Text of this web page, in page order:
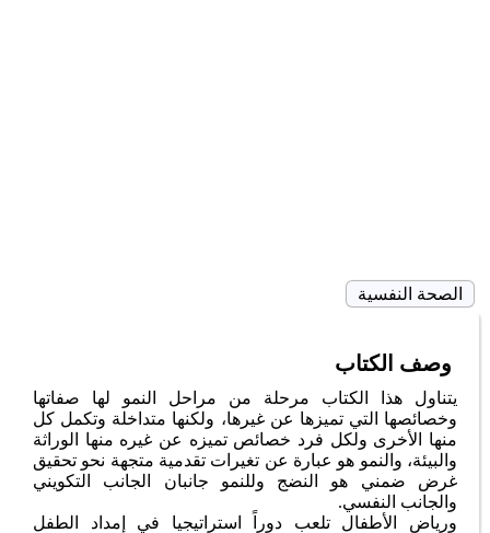
الصحة النفسية
وصف الكتاب
يتناول هذا الكتاب مرحلة من مراحل النمو لها صفاتها
وخصائصها التي تميزها عن غيرها، ولكنها متداخلة وتكمل كل
منها الأخرى ولكل فرد خصائص تميزه عن غيره منها الوراثة
والبيئة، والنمو هو عبارة عن تغيرات تقدمية متجهة نحو تحقيق
غرض ضمني هو النضج وللنمو جانبان الجانب التكويني
والجانب النفسي.
ورياض الأطفال تلعب دوراً استراتيجيا في إمداد الطفل